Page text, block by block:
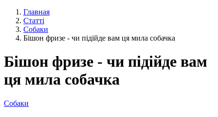
Главная
Статті
Собаки
Бішон фризе - чи підійде вам ця мила собачка
Бішон фризе - чи підійде вам
ця мила собачка
Собаки